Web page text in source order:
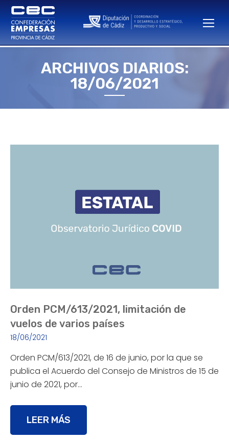
ARCHIVOS DIARIOS:
18/06/2021
Estás aquí:
Orden PCM/613/2021, limitación de
vuelos de varios países
18/06/2021
Orden PCM/613/2021, de 16 de junio, por la que se
publica el Acuerdo del Consejo de Ministros de 15 de
junio de 2021, por…
LEER MÁS